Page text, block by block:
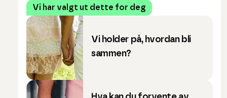
Vi har valgt ut dette for deg
Vi holder på, hvordan bli
sammen?